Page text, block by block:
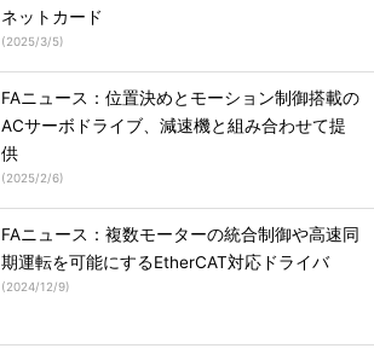
ネットカード
(2025/3/5)
FAニュース：位置決めとモーション制御搭載の
ACサーボドライブ、減速機と組み合わせて提
供
(2025/2/6)
FAニュース：複数モーターの統合制御や高速同
期運転を可能にするEtherCAT対応ドライバ
(2024/12/9)